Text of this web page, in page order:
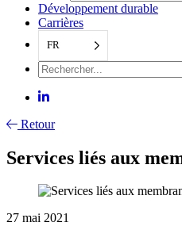
Développement durable
Carrières
FR
Retour
Services liés aux
27 mai 2021